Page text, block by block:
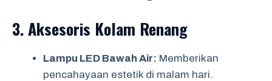
3.Aksesoris Kolam Renang
Lampu LED Bawah Air: Memberikan
pencahayaan estetik di malam hari.